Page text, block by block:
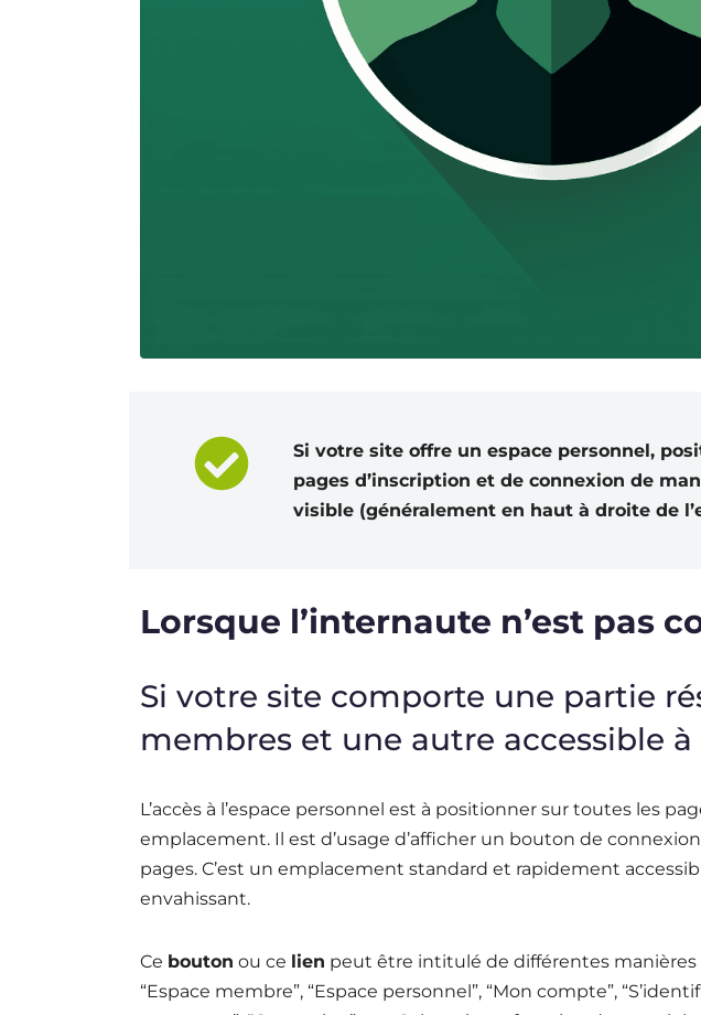
Si votre site offre un espace personnel,
pages d’inscription et de connexion de
visible (généralement en haut à droite de
Lorsque l’internaute n’est pas
Si votre site comporte une partie
membres et une autre accessible à
L’accès à l’espace personnel est à positionner sur toutes les
emplacement. Il est d’usage d’afficher un bouton de
pages. C’est un emplacement standard et rapidement
envahissant.
Ce bouton ou ce lien peut être intitulé de différentes manières
“Espace membre”, “Espace personnel”, “Mon compte”,